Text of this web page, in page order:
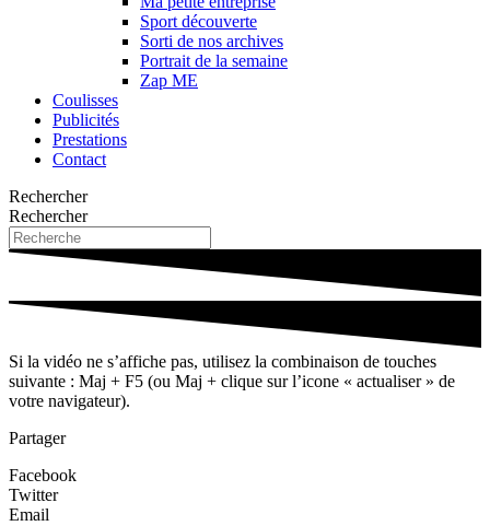
Sport découverte
Sorti de nos archives
Portrait de la semaine
Zap ME
Coulisses
Publicités
Prestations
Contact
Rechercher
Rechercher
Si la vidéo ne s’affiche pas, utilisez la combinaison de touches
suivante : Maj + F5 (ou Maj + clique sur l’icone « actualiser » de
votre navigateur).
Partager
Facebook
Twitter
Email